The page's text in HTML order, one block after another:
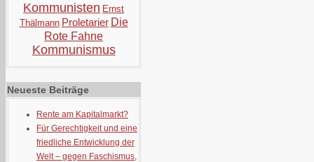
Kommunisten Ernst
Thälmann Proletarier Die
Rote Fahne
Kommunismus
Neueste Beiträge
Rente am Kapitalmarkt?
Für Gerechtigkeit und eine
friedliche Entwicklung der
Welt – gegen Faschismus,